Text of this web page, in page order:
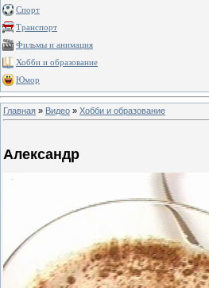
Спорт
Транспорт
Фильмы и анимация
Хобби и образование
Юмор
Главная » Видео » Хобби и образование
Александр